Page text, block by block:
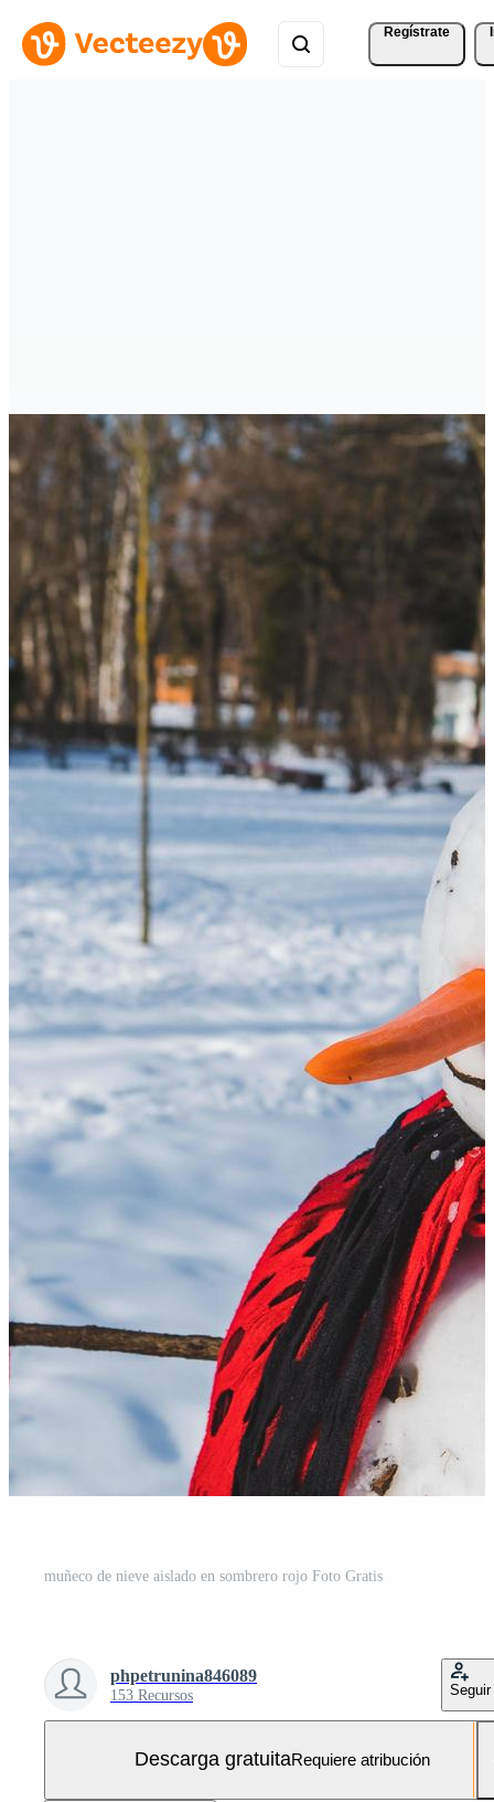
Regístrate
muñeco de nieve aislado en sombrero rojo Foto Gratis
phpetrunina846089
153 Recursos Seguir
Descarga gratuitaRequiere atribución